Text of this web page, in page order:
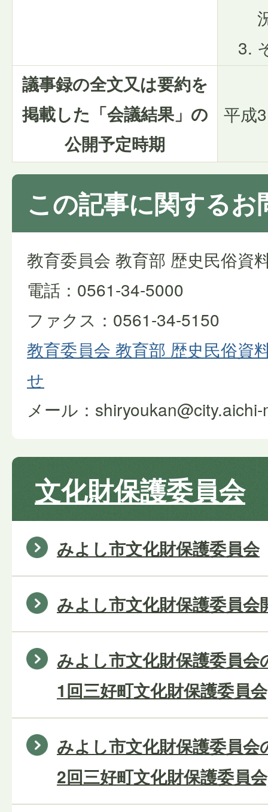
議事録の全文又は要約を
掲載した「会議結果」の
公開予定時期
平成
この記事に関するお
教育委員会 教育部 歴史民俗資
電話：0561-34-5000
ファクス：0561-34-5150
教育委員会 教育部 歴史民俗資
せ
メール：
文化財保護委員会
みよし市文化財保護委員会
みよし市文化財保護委員会
みよし市文化財保護委員会
1回三好町文化財保護委員
みよし市文化財保護委員会
2回三好町文化財保護委員